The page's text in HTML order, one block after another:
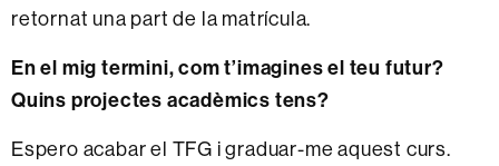
retornat una part de la matrícula.
En el mig termini, com t’imagines el teu futur?
Quins projectes acadèmics tens?
Espero acabar el TFG i graduar-me aquest curs.